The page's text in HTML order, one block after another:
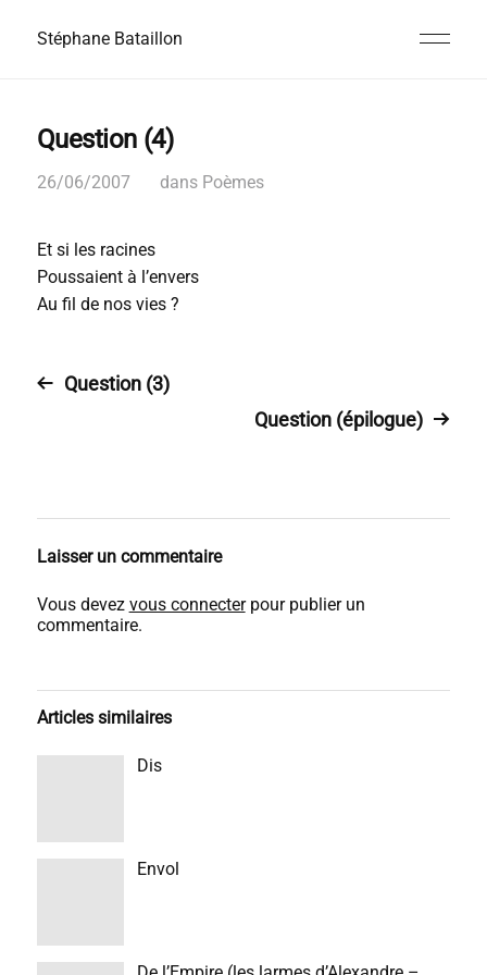
Stéphane Bataillon
Question (4)
26/06/2007 dans Poèmes
Et si les racines
Poussaient à l’envers
Au fil de nos vies ?
Question (3)
Question (épilogue)
Laisser un commentaire
Vous devez vous connecterpour publier un
commentaire.
Articles similaires
Dis
Envol